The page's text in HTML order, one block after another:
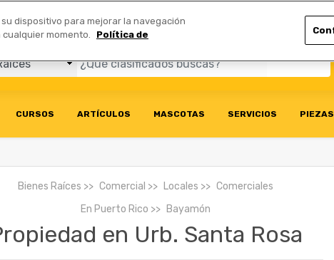
CURSOS ARTÍCULOS MASCOTAS SERVICIOS
Bienes Raíces Comercial Locales
Comerciales
En Puerto Rico Bayamón
en Urb. Santa Rosa
dispositivo para mejorar la navegación
momento.
Política de